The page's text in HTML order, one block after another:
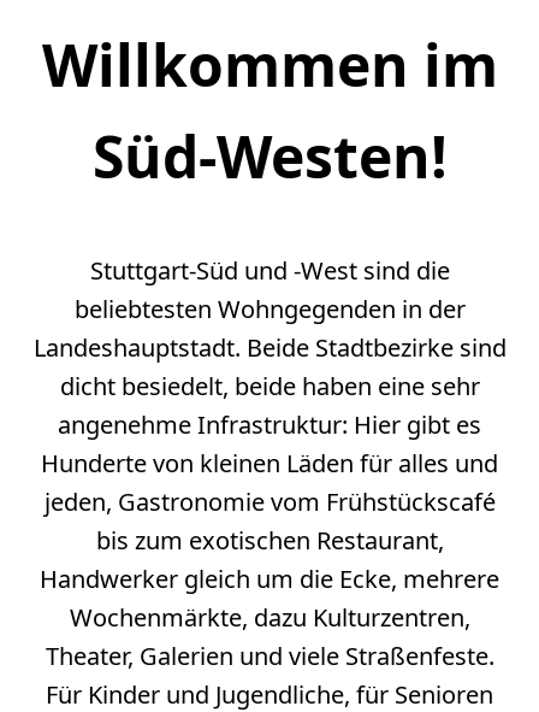
Willkommen im
Süd-Westen!
Stuttgart-Süd und -West sind die
beliebtesten Wohngegenden in der
Landeshauptstadt. Beide Stadtbezirke sind
dicht besiedelt, beide haben eine sehr
angenehme Infrastruktur: Hier gibt es
Hunderte von kleinen Läden für alles und
jeden, Gastronomie vom Frühstückscafé
bis zum exotischen Restaurant,
Handwerker gleich um die Ecke, mehrere
Wochenmärkte, dazu Kulturzentren,
Theater, Galerien und viele Straßenfeste.
Für Kinder und Jugendliche, für Senioren